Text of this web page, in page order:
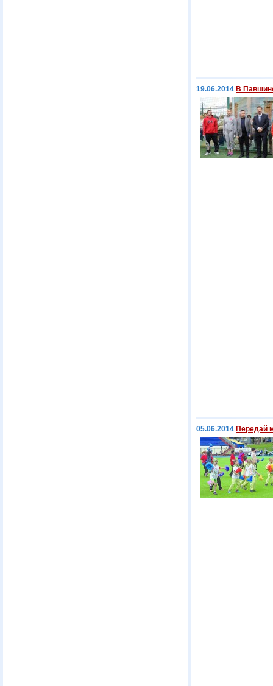
19.06.2014 В
05.06.2014 Передай